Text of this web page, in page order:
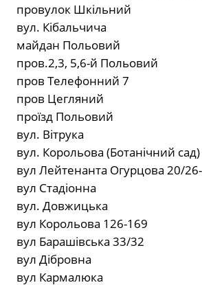
провулок Шкільний
вул. Кібальчича
майдан Польовий
пров.2,3, 5,6-й Польовий
пров Телефонний 7
пров Цегляний
проїзд Польовий
вул. Вітрука
вул. Корольова (Ботанічний сад)
вул Лейтенанта Огурцова 20/
вул Стадіонна
вул. Довжицька
вул Корольова 126-169
вул Барашівська 33/32
вул Дібровна
вул Кармалюка